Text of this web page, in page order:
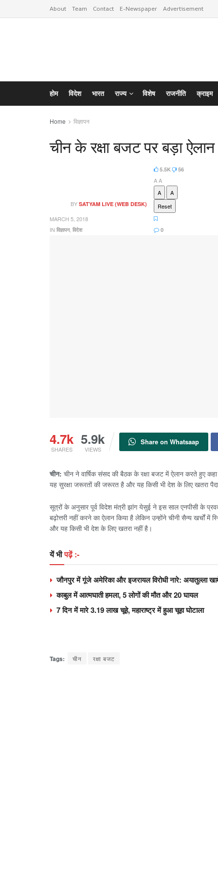
About Team Contact E-Newspaper Advertisement
होम विदेश भारत राज्य विशेष राजनीति क्राइम
Home विज्ञापन
चीन के रक्षा बजट पर बड़ा ऐलान
BY SATYAM LIVE (WEB DESK)
MARCH 5, 2018
IN विज्ञापन, विदेश
5.5K 56
AA
A
A
Reset
0
4.7k
SHARES
5.9k
VIEWS
Share on Whatsaap
चीन: चीन ने वार्षिक संसद की बैठक के रक्षा बजट में ऐलान करते हुए
यह सुरक्षा जरूरतों की जरूरत है और यह किसी भी देश के लिए खतरा
सूत्रों के अनुसार पूर्व विदेश मंत्री झांग येसुई ने इस साल एनपीसी के
बढ़ोत्तरी नहीं करने का ऐलान किया है लेकिन उन्होंने चीनी सैन्य खर्चों
और यह किसी भी देश के लिए खतरा नहीं है।
यें भीपढ़ें :-
जौनपुर में गूंजे अमेरिका और इजरायल विरोधी नारे: अयातुल्ला
काबुल में आत्मघाती हमला, 5 लोगों की मौत और 20 घायल
7 दिन में मारे 3.19 लाख चूहे, महाराष्ट्र में हुआ चूहा घोटाला
Tags: चीन रक्षा बजट